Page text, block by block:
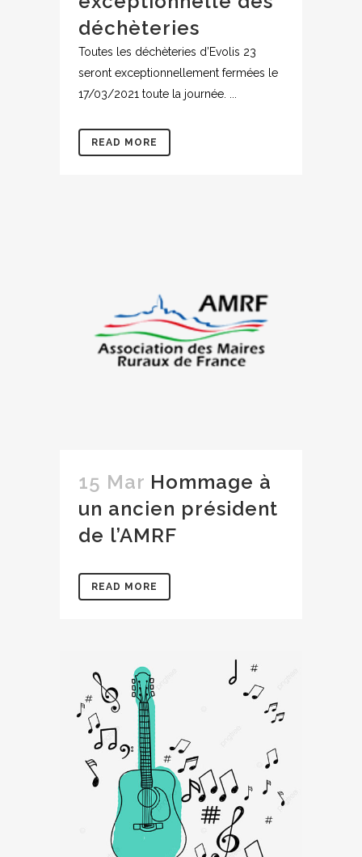
déchèteries
Toutes les déchèteries d’Evolis 23
seront exceptionnellement fermées le
17/03/2021 toute la journée. ...
READ MORE
15 Mar Hommage à
un ancien président
de l’AMRF
READ MORE